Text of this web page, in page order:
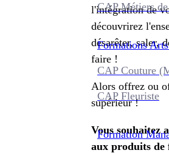
CAP Métiers
Formations
CAP Couture
CAP Fleuriste
Formation
l'intégration de
découvrirez
désarêter, saler,
faire !
Alors offrez ou
supérieur !
Vous souhaitez
aux produits de